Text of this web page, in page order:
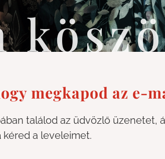
megkapod az e-
találod az üdvözlő üzenetet,
kéred a leveleimet.